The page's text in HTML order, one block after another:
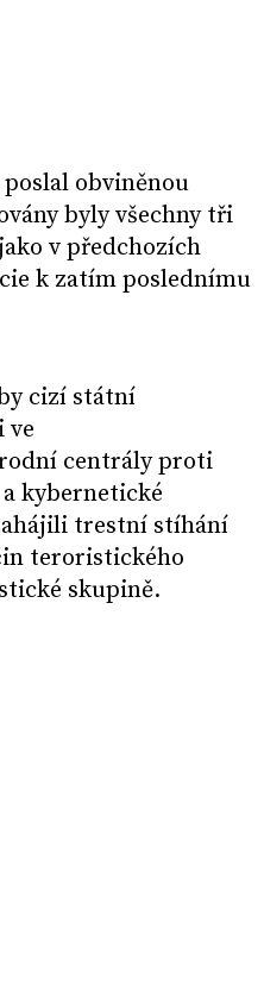
obviněnou
byly všechny tři
v předchozích
k zatím poslednímu
cizí státní
ve
centrály proti
kybernetické
trestní stíhání
teroristického
skupině.